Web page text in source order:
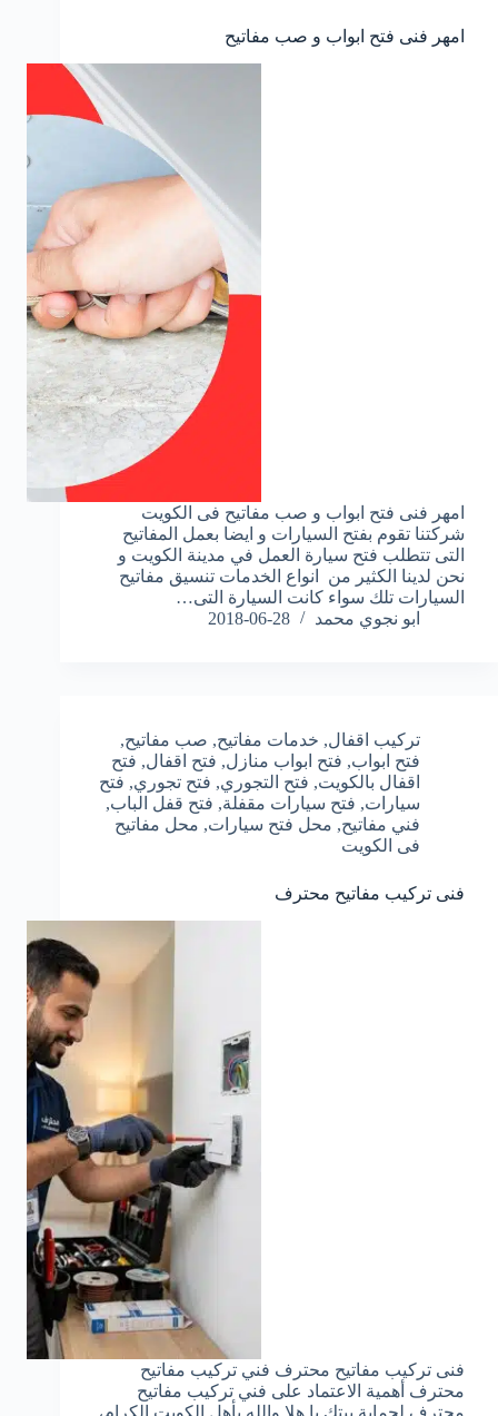
امهر فنى فتح ابواب و صب مفاتيح
امهر فنى فتح ابواب و صب مفاتيح فى الكويت
شركتنا تقوم بفتح السيارات و ايضا بعمل المفاتيح
التى تتطلب فتح سيارة العمل في مدينة الكويت و
نحن لدينا الكثير من انواع الخدمات تنسيق مفاتيح
السيارات تلك سواء كانت السيارة التى…
ابو نجوي محمد
2018-06-28
تركيب اقفال, خدمات مفاتيح, صب مفاتيح,
فتح ابواب, فتح ابواب منازل, فتح اقفال, فتح
اقفال بالكويت, فتح التجوري, فتح تجوري, فتح
سيارات, فتح سيارات مقفلة, فتح قفل الباب,
فني مفاتيح, محل فتح سيارات, محل مفاتيح
فى الكويت
فنى تركيب مفاتيح محترف
فنى تركيب مفاتيح محترف فني تركيب مفاتيح
محترف أهمية الاعتماد على فني تركيب مفاتيح